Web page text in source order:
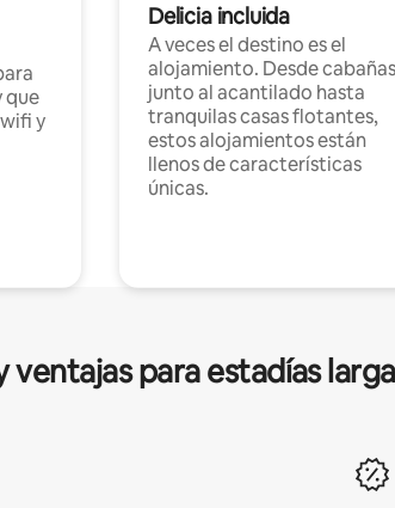
que
y
Delicia incluida
A veces el destino es el
alojamiento. Desde cabañas
junto al acantilado hasta
tranquilas casas flotantes,
estos alojamientos están
llenos de características
únicas.
ventajas para estadías